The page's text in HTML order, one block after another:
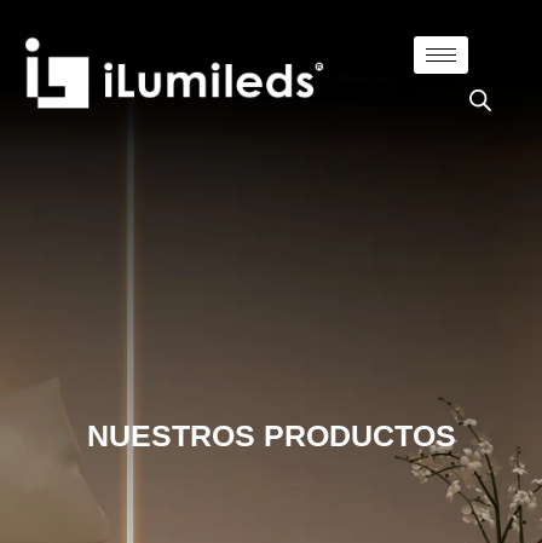
NUESTROS PRODUCTOS